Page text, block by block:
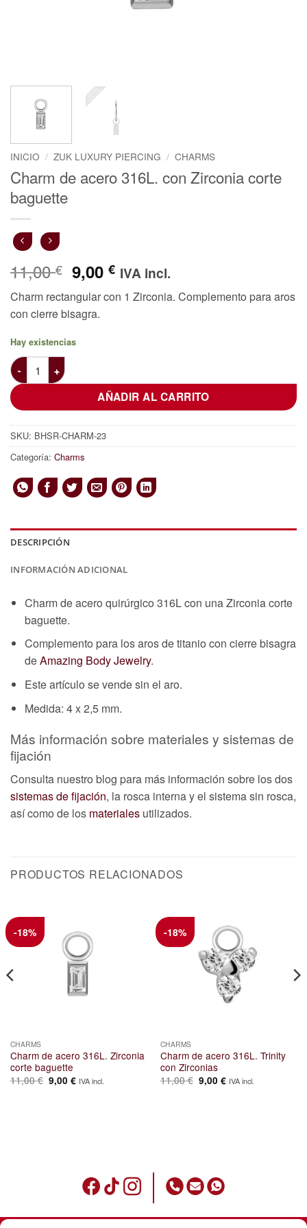
INICIO / ZUK LUXURY PIERCING / CHARMS
Charm de acero 316L. con Zirconia corte
baguette
11,00€ El
precio
original
era:
11,00 €.
9,00€El
precio
actual
IVA incl.
Charm rectangular con 1 Zirconia. Complemento para aros
con cierre bisagra.
Hay existencias
Charm de acero 316L. con Zirconia corte baguette cantidad
AÑADIR AL CARRITO
SKU: BHSR-CHARM-23
Categoría: Charms
DESCRIPCIÓN
INFORMACIÓN ADICIONAL
Charm de acero quirúrgico 316L con una Zirconia corte
baguette.
Complemento para los aros de titanio con cierre bisagra
deAmazing Body Jewelry.
Este artículo se vende sin el aro.
Medida: 4 x 2,5 mm.
Más información sobre materiales y sistemas de
fijación
Consulta nuestro blog para más información sobre los dos
sistemas de fijación, la rosca interna y el sistema sin rosca,
así como de los materiales utilizados.
PRODUCTOS RELACIONADOS
-18%
CHARMS
Charm de acero 316L. Zirconia
corte baguette
11,00€ El
precio
9,00 €El
precio
IVA incl.
-18%
CHARMS
Charm de acero 316L. Trinity
con Zirconias
11,00€ El
precio
9,00 €El
precio
IVA incl.